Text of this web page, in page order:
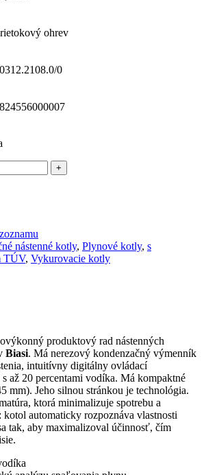
ohrev
0
nástenné kotly, Plynové kotly, s
TÚV, Vykurovacie kotly
produktový rad nástenných
Biasi. Má nerezový kondenzačný výmenník
intuitívny digitálny ovládací
až 20 percentami vodíka. Má kompaktné
mm). Jeho silnou stránkou je technológia.
ktorá minimalizuje spotrebu a
automaticky rozpoznáva vlastnosti
tak, aby maximalizoval účinnosť, čím